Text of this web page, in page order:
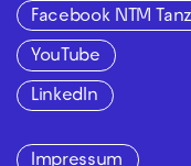
Facebook NTM Tanz
YouTube
LinkedIn
Impressum